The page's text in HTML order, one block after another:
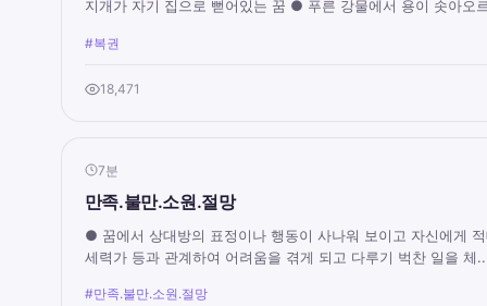
지개가 자기 집으로 뻗어있는 꿈 ● 푸른 강물에서 용이 솟아오
#복권
18,471
7분
만족.불만.소원.절망
● 꿈에서 상대방의 표정이나 행동이 사나워 보이고 자신에게
세력가 등과 관계하여 어려움을 겪게 되고 다루기 벅찬 일을 체
#만족.불만.소원.절망